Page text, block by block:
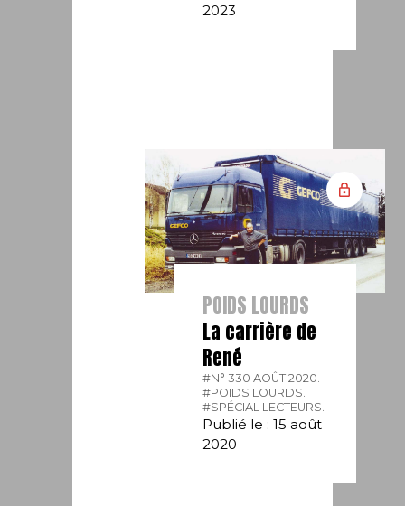
2023
POIDS LOURDS
La carrière de
René
#N° 330 AOÛT 2020.
#POIDS LOURDS.
#SPÉCIAL LECTEURS.
Publié le : 15 août
2020